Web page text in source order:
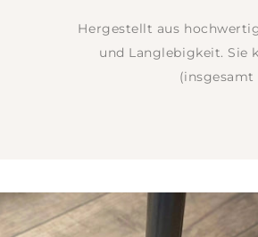
Hergestellt aus
und Langlebigkeit. Sie
(insgesamt